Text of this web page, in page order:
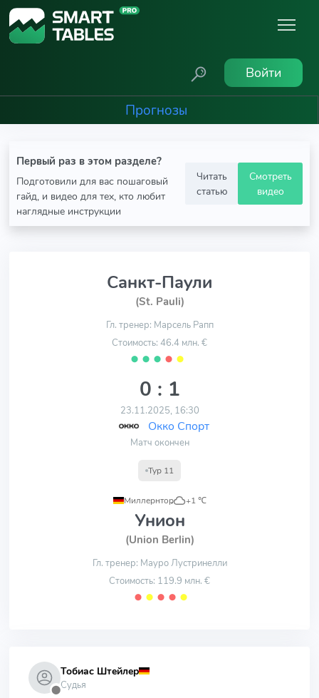
Войти
Прогнозы
Первый раз в этом разделе?
Подготовили для вас пошаговый
гайд, и видео для тех, кто любит
наглядные инструкции
Читать
статью
Смотреть
видео
Санкт-Паули
(St. Pauli)
Гл. тренер: Марсель Рапп
Стоимость: 46.4 млн. €
⬤ ⬤ ⬤ ⬤ ⬤
0 : 1
23.11.2025, 16:30
Окко Спорт
Матч окончен
Тур 11
Миллернтор
, +1 ℃
Унион
(Union Berlin)
Гл. тренер: Мауро Лустринелли
Стоимость: 119.9 млн. €
⬤ ⬤ ⬤ ⬤ ⬤
⬤
Тобиас Штейлер
Судья